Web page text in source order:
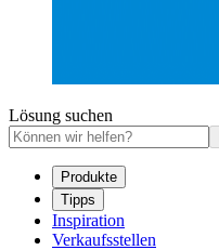
Lösung suchen
Produkte
Tipps
Inspiration
Verkaufsstellen